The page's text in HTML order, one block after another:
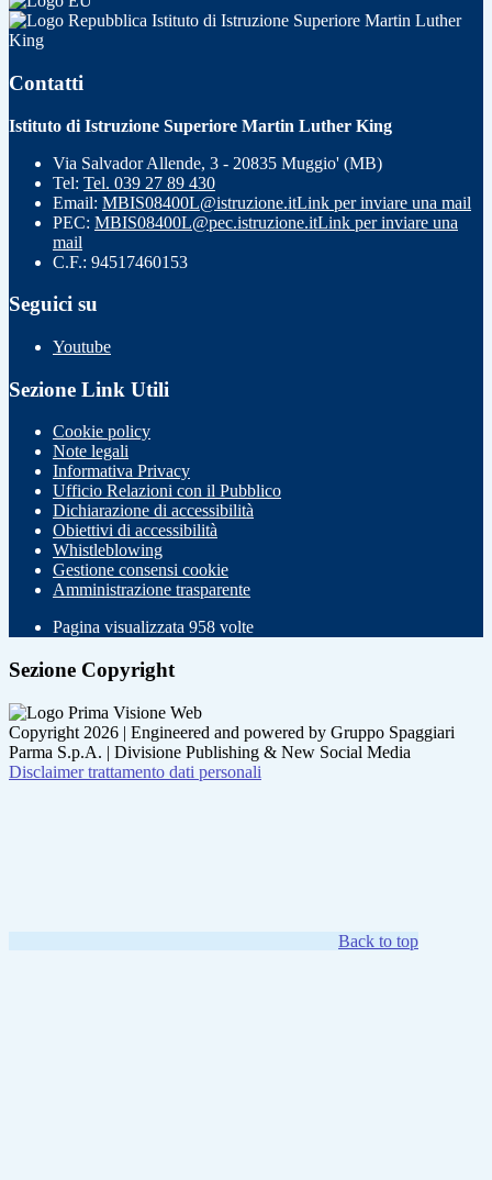
Istituto di Istruzione Superiore Martin Luther
King
Contatti
Istituto di Istruzione Superiore Martin Luther King
Via Salvador Allende, 3 - 20835 Muggio' (MB)
Tel: Tel. 039 27 89 430
Email: MBIS08400L@istruzione.itLink per inviare una mail
PEC: MBIS08400L@pec.istruzione.itLink per inviare una
mail
C.F.: 94517460153
Seguici su
Youtube
Sezione Link Utili
Cookie policy
Note legali
Informativa Privacy
Ufficio Relazioni con il Pubblico
Dichiarazione di accessibilità
Obiettivi di accessibilità
Whistleblowing
Gestione consensi cookie
Amministrazione trasparente
Pagina visualizzata 958 volte
Sezione Copyright
Copyright 2026 | Engineered and powered by Gruppo Spaggiari
Parma S.p.A. | Divisione Publishing & New Social Media
Disclaimer trattamento dati personali
Back to top